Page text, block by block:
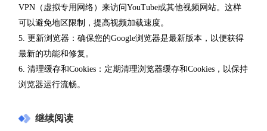
VPN（虚拟专用网络）来访问YouTube或其他视频网站。这样
可以避免地区限制，提高视频加载速度。
5. 更新浏览器：确保您的Google浏览器是最新版本，以便获得
最新的功能和修复。
6. 清理缓存和Cookies：定期清理浏览器缓存和Cookies，以保持
浏览器运行流畅。
继续阅读